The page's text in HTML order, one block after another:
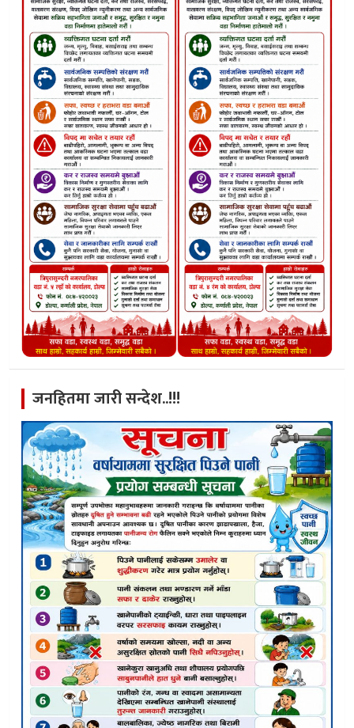
जनहितमा जारी सन्देश..!!!